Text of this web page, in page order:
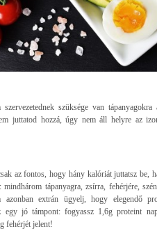
szüksége van
juttatod hozzá, úgy nem áll helyre az
az fontos, hogy hány kalóriát juttatsz be,
tápanyagra, zsírra, fehérjére,
azonban extrán ügyelj, hogy elegendő
egy jó támpont: fogyassz 1,6g proteint
fehérjét jelent!